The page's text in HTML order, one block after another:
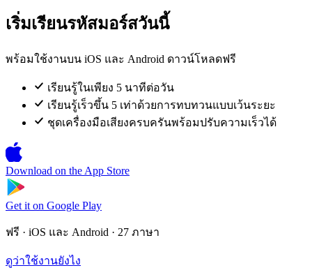
เริ่มเรียนรหัสมอร์สวันนี้
พร้อมใช้งานบน iOS และ Android ดาวน์โหลดฟรี
เรียนรู้ในเพียง 5 นาทีต่อวัน
เรียนรู้เร็วขึ้น 5 เท่าด้วยการทบทวนแบบเว้นระยะ
ชุดเครื่องมือเสียงครบครันพร้อมปรับความเร็วได้
Download on theApp Store
Get it on Google Play
ฟรี · iOS และ Android · 27 ภาษา
ดูว่าใช้งานยังไง